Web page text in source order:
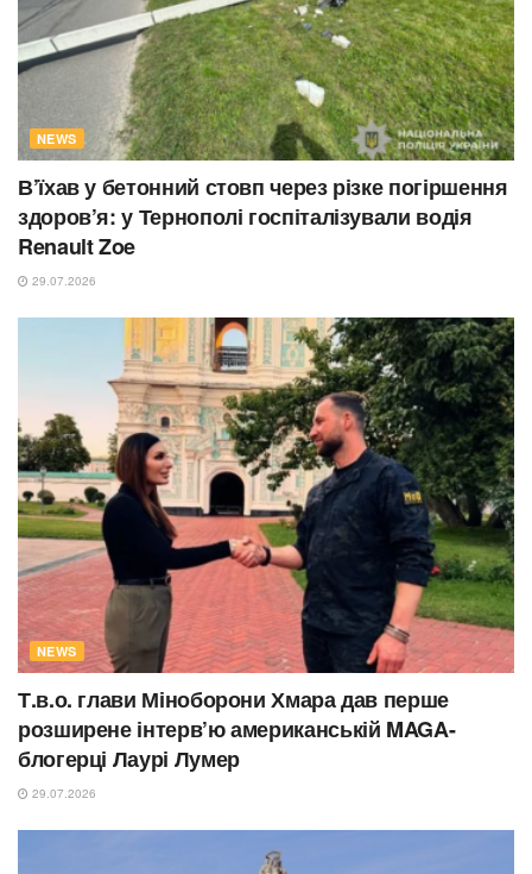
NEWS
В’їхав у бетонний стовп через різке погіршення
здоров’я: у Тернополі госпіталізували водія
Renault Zoe
29.07.2026
NEWS
Т.в.о. глави Міноборони Хмара дав перше
розширене інтерв’ю американській MAGA-
блогерці Лаурі Лумер
29.07.2026